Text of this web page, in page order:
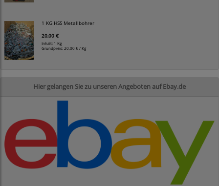
1 KG HSS Metallbohrer
20,00 €
Inhalt: 1 Kg
Grundpreis: 20,00 € / Kg
Hier gelangen Sie zu unseren Angeboten auf Ebay.de